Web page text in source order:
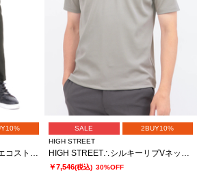
HIGH STREET∴リフラクスエコストレッチイージーパンツ
SALE
2BUY10%
HIGH STREET
HIGH STREET∴シルキーリブVネック半袖カットソー
￥7,546(税込) 30%OFF